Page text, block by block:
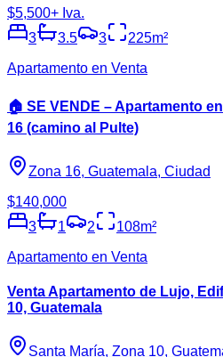
$5,500+ Iva.
3
3.5 3 225m²
Apartamento en Venta
🏠 SE VENDE – Apartamento
16 (camino al Pulte)
Zona 16, Guatemala, Ciudad
$140,000
3
1 2 108m²
Apartamento en Venta
Venta Apartamento de Lujo,
10, Guatemala
Santa María, Zona 10,